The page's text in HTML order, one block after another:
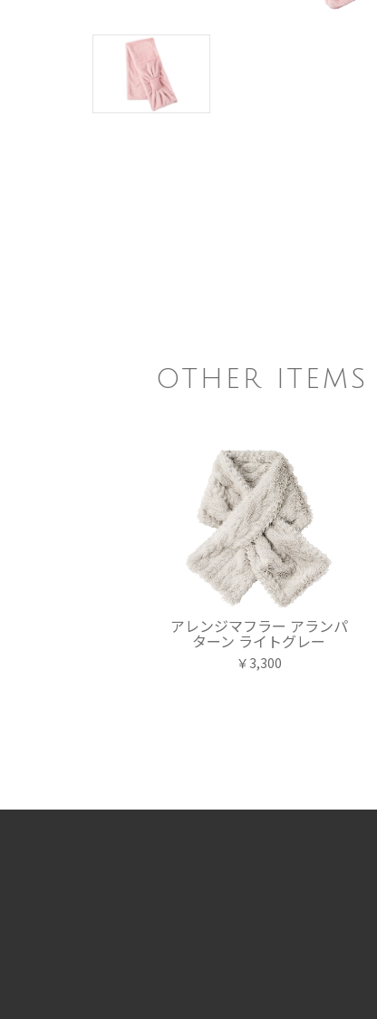
OTHER ITEMS
アレンジマフラー アランパ
ターン ライトグレー
￥3,300